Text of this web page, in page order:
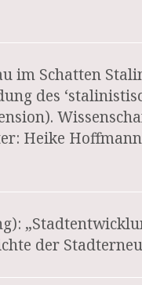
im Schatten
des
Heike
der